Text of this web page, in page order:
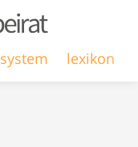
lexikon